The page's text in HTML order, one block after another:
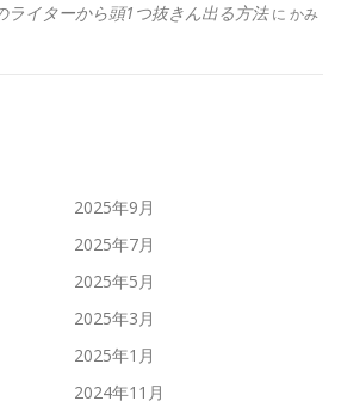
ライターから頭1つ抜きん出る方法に かみ
2025年9月
2025年7月
2025年5月
2025年3月
2025年1月
2024年11月